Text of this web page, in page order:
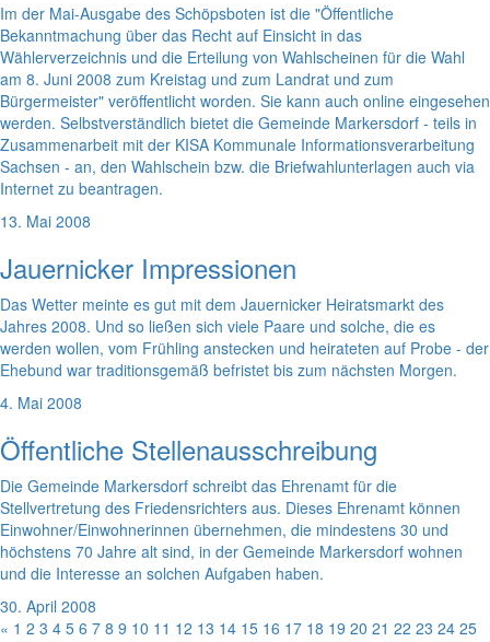
Im der Mai-Ausgabe des Schöpsboten ist die "Öffentliche
Bekanntmachung über das Recht auf Einsicht in das
Wählerverzeichnis und die Erteilung von Wahlscheinen für die Wahl
am 8. Juni 2008 zum Kreistag und zum Landrat und zum
Bürgermeister" veröffentlicht worden. Sie kann auch online eingesehen
werden. Selbstverständlich bietet die Gemeinde Markersdorf - teils in
Zusammenarbeit mit der KISA Kommunale Informationsverarbeitung
Sachsen - an, den Wahlschein bzw. die Briefwahlunterlagen auch via
Internet zu beantragen.
13. Mai 2008
Jauernicker Impressionen
Das Wetter meinte es gut mit dem Jauernicker Heiratsmarkt des
Jahres 2008. Und so ließen sich viele Paare und solche, die es
werden wollen, vom Frühling anstecken und heirateten auf Probe - der
Ehebund war traditionsgemäß befristet bis zum nächsten Morgen.
4. Mai 2008
Öffentliche Stellenausschreibung
Die Gemeinde Markersdorf schreibt das Ehrenamt für die
Stellvertretung des Friedensrichters aus. Dieses Ehrenamt können
Einwohner/Einwohnerinnen übernehmen, die mindestens 30 und
höchstens 70 Jahre alt sind, in der Gemeinde Markersdorf wohnen
und die Interesse an solchen Aufgaben haben.
30. April 2008
« 1 2 3 4 5 6 7 8 9 10 11 12 13 14 15 16 17 18 19 20 21 22 23 24 25